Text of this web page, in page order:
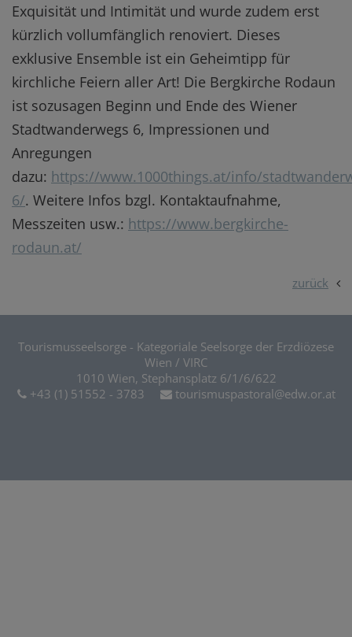
Exquisität und Intimität und wurde zudem erst
kürzlich vollumfänglich renoviert. Dieses
exklusive Ensemble ist ein Geheimtipp für
kirchliche Feiern aller Art! Die Bergkirche Rodaun
ist sozusagen Beginn und Ende des Wiener
Stadtwanderwegs 6, Impressionen und
Anregungen
dazu: https://www.1000things.at/info/
6/. Weitere Infos bzgl. Kontaktaufnahme,
Messzeiten usw.: https://www.bergkirche-
rodaun.at/
zurück
Tourismusseelsorge - Kategoriale Seelsorge der Erzdiözese
Wien / VIRC
1010 Wien, Stephansplatz 6/1/6/622
+43 (1) 51552 - 3783
tourismuspastoral@edw.or.at